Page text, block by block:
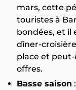
mars, cette
touristes à
bondées, et il
dîner-
place et
offres.
Basse saison